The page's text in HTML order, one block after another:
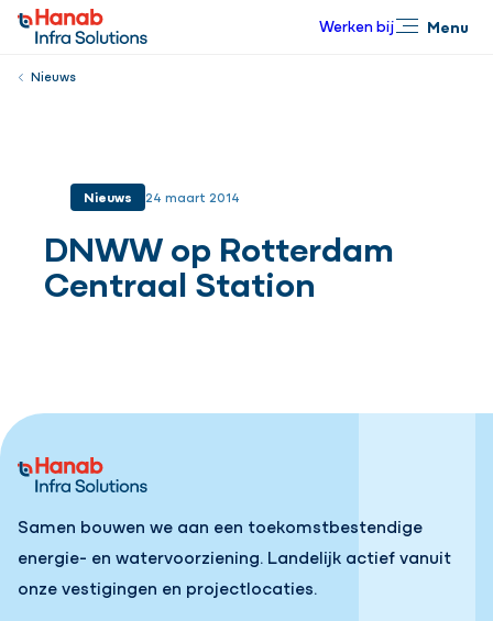
Werken bij Menu
Nieuws
Nieuws 24 maart 2014
DNWW op Rotterdam
Centraal Station
Samen bouwen we aan een toekomstbestendige
energie- en watervoorziening. Landelijk actief vanuit
onze vestigingen en projectlocaties.
Sluiten